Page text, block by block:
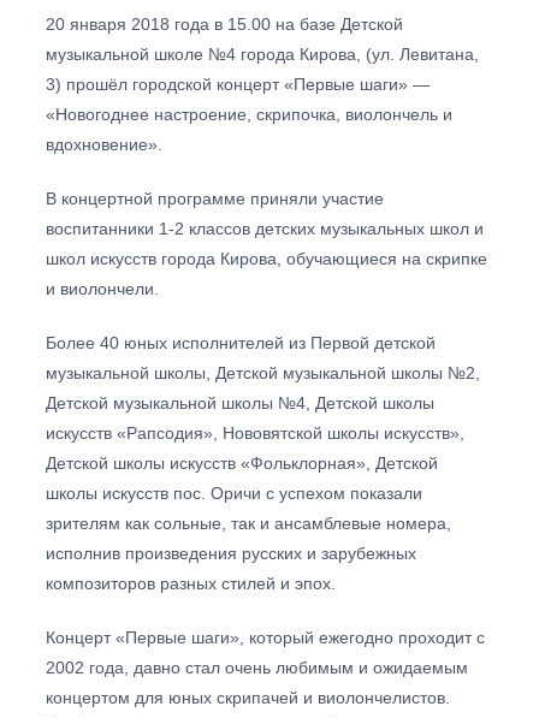
20 января 2018 года в 15.00 на базе Детской
музыкальной школе №4 города Кирова, (ул. Левитана,
3) прошёл городской концерт «Первые шаги» —
«Новогоднее настроение, скрипочка, виолончель и
вдохновение».
В концертной программе приняли участие
воспитанники 1-2 классов детских музыкальных школ и
школ искусств города Кирова, обучающиеся на скрипке
и виолончели.
Более 40 юных исполнителей из Первой детской
музыкальной школы, Детской музыкальной школы №2,
Детской музыкальной школы №4, Детской школы
искусств «Рапсодия», Нововятской школы искусств»,
Детской школы искусств «Фольклорная», Детской
школы искусств пос. Оричи с успехом показали
зрителям как сольные, так и ансамблевые номера,
исполнив произведения русских и зарубежных
композиторов разных стилей и эпох.
Концерт «Первые шаги», который ежегодно проходит с
2002 года, давно стал очень любимым и ожидаемым
концертом для юных скрипачей и виолончелистов.